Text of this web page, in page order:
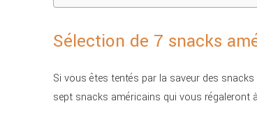
Sélection de 7 snacks
Si vous êtes tentés par la saveur des
sept snacks américains qui vous régaleront